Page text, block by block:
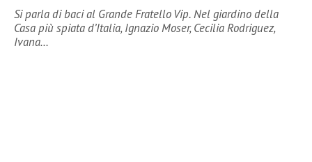
Si parla di baci al Grande Fratello Vip. Nel giardino della
Casa più spiata d’Italia, Ignazio Moser, Cecilia Rodriguez,
Ivana…